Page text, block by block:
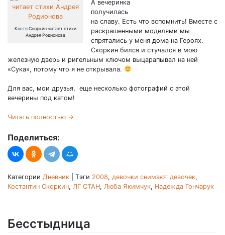
Костя Скоркин читает стихи
Андрея Родионова
А вечеринка
получилась
на славу. Есть что вспомнить! Вместе с
раскрашенными моделями мы
спрятались у меня дома на Героях.
Скоркин бился и стучался в мою
железную дверь и ригельным ключом выцарапывал на ней
«Сука», потому что я не открывала.
Для вас, мои друзья, еще несколько фотографий с этой
вечерины под катом!
Читать полностью →
Поделиться:
Категории Дневник Тэги 2008, девочки снимают девочек,
Костантин Скоркин, ЛГ СТАН, Люба Якимчук, Надежда Гончарук
Бесстыдница